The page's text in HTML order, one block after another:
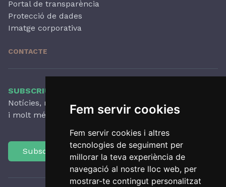
Fem servir cookies
Fem servir cookies i altres
tecnologies de seguiment per
millorar la teva experiència de
navegació al nostre lloc web, per
mostrar-te contingut personalitzat
Portal de transparència
Protecció de dades
Imatge corporativa
CONTACTE
SUBSCRIU-TE AL NOSTRE BUTLLETÍ
Notícies, novetats destacades, articles, activitats
i molt més, amb periodicitat trimestral.
Subscriu-te